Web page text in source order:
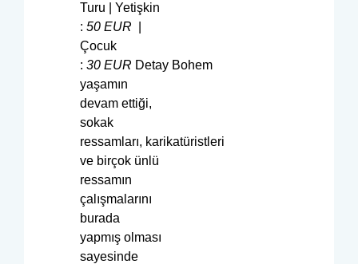
Turu | Yetişkin
: 50 EUR
Çocuk
: 30 EUR Detay Bohem
yaşamın
devam ettiği,
sokak
ressamları, karikatüristleri
ve birçok ünlü
ressamın
çalışmalarını
burada
yapmış olması
sayesinde